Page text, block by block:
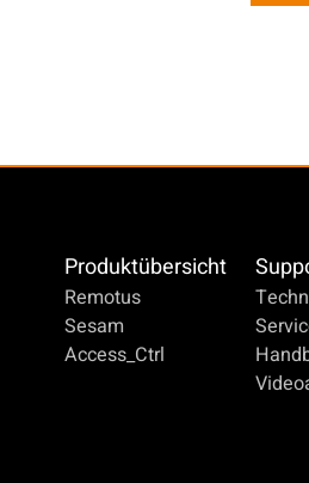
Produktübersicht
Remotus
Sesam
Access_Ctrl